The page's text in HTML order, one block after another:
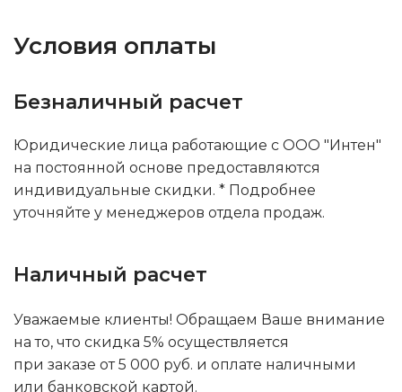
Условия оплаты
Безналичный расчет
Юридические лица работающие с ООО "Интен"
на постоянной основе предоставляются
индивидуальные скидки. * Подробнее
уточняйте у менеджеров отдела продаж.
Наличный расчет
Уважаемые клиенты! Обращаем Ваше внимание
на то, что скидка 5% осуществляется
при заказе от 5 000 руб. и оплате наличными
или банковской картой.